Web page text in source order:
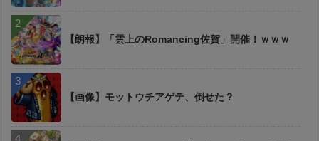
【朗報】「雲上のRomancing佐賀」開催！ｗｗｗ
【画像】モットウチアゲテ、倒せた？